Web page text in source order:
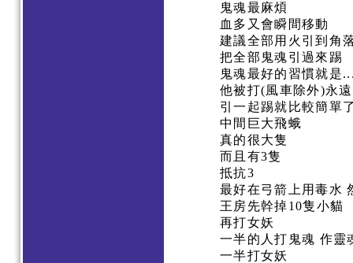
鬼魂最麻煩
血多又會瞬間移動
建議全部用火引到角
把全部鬼魂引過來踢
鬼魂最好的習慣就是
他被打(風車除外)永
引一起踢就比較簡單
中間巨大飛蛾
真的很大隻
而且有3隻
抵抗3
最好在弓箭上用毒水
王房先幹掉10隻小貓
再打女妖
一半的人打鬼魂 作靈
一半打女妖